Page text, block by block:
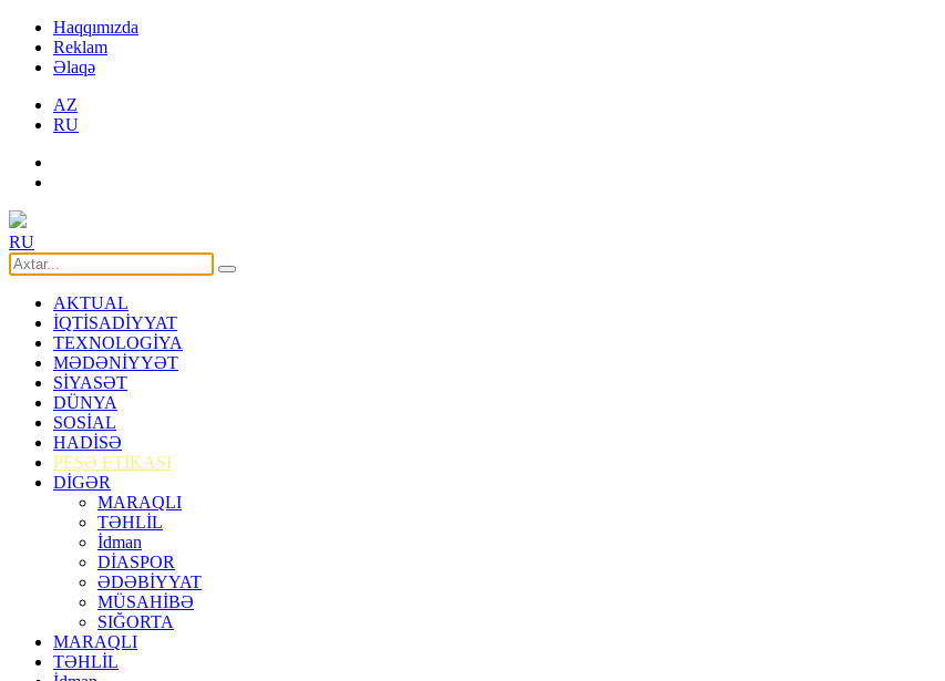
Haqqımızda
Reklam
Əlaqə
AZ
RU
RU
AKTUAL
İQTİSADİYYAT
TEXNOLOGİYA
MƏDƏNİYYƏT
SİYASƏT
DÜNYA
SOSİAL
HADİSƏ
PEŞƏ ETİKASI
DİGƏR
MARAQLI
TƏHLİL
İdman
DİASPOR
ƏDƏBİYYAT
MÜSAHİBƏ
SIĞORTA
MARAQLI
TƏHLİL